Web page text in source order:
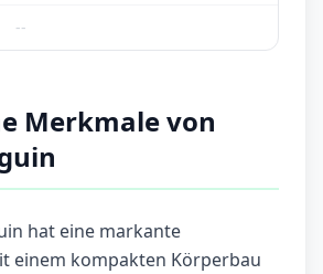
--
Merkmale von
hat eine markante
einem kompakten Körperbau